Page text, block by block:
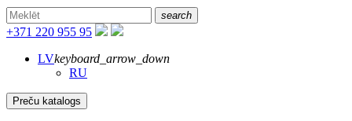
search
+371 220 955 95
LVkeyboard_arrow_down
RU
Preču katalogs